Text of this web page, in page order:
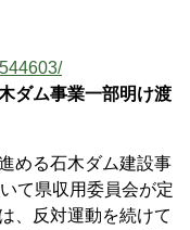
ダム事業一部明け渡
める石木ダム建設事
て県収用委員会が定
、反対運動を続けて